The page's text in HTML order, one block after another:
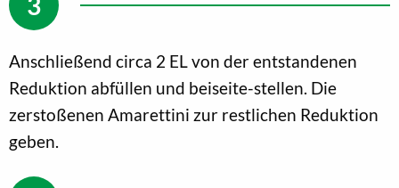
Anschließend circa 2 EL von der entstandenen
Reduktion abfüllen und beiseite-stellen. Die
zerstoßenen Amarettini zur restlichen Reduktion
geben.